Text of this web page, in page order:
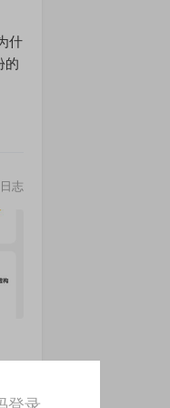
什
的
日志
日志